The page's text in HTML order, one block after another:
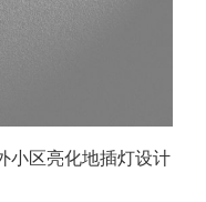
小区亮化地插灯设计